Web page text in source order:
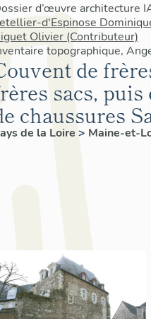
d’œuvre architecture
d'Espinose
Olivier (Contributeur)
topographique,
de
sacs,
chaussures
de la Loire > Maine-et-